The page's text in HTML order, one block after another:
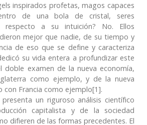
inspirados profetas, magos capaces
de una bola de cristal, seres
respecto a su intuición? No. Ellos
mejor que nadie, de su tiempo y
de eso que se define y caracteriza
su vida entera a profundizar este
doble examen de la nueva economía,
como ejemplo, y de la nueva
con Francia como ejemplo[1].
un riguroso análisis científico
capitalista y de la sociedad
difieren de las formas precedentes. El